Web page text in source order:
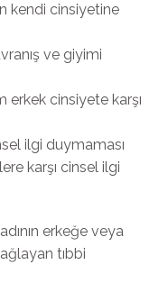
kendi cinsiyetine
ve giyimi
erkek cinsiyete karşı
ilgi duymaması
karşı cinsel ilgi
erkeğe veya
tıbbi